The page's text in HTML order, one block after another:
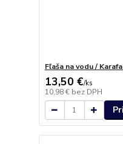
Fľaša na vodu /
13,50 €/ks
10,98 € bez DPH